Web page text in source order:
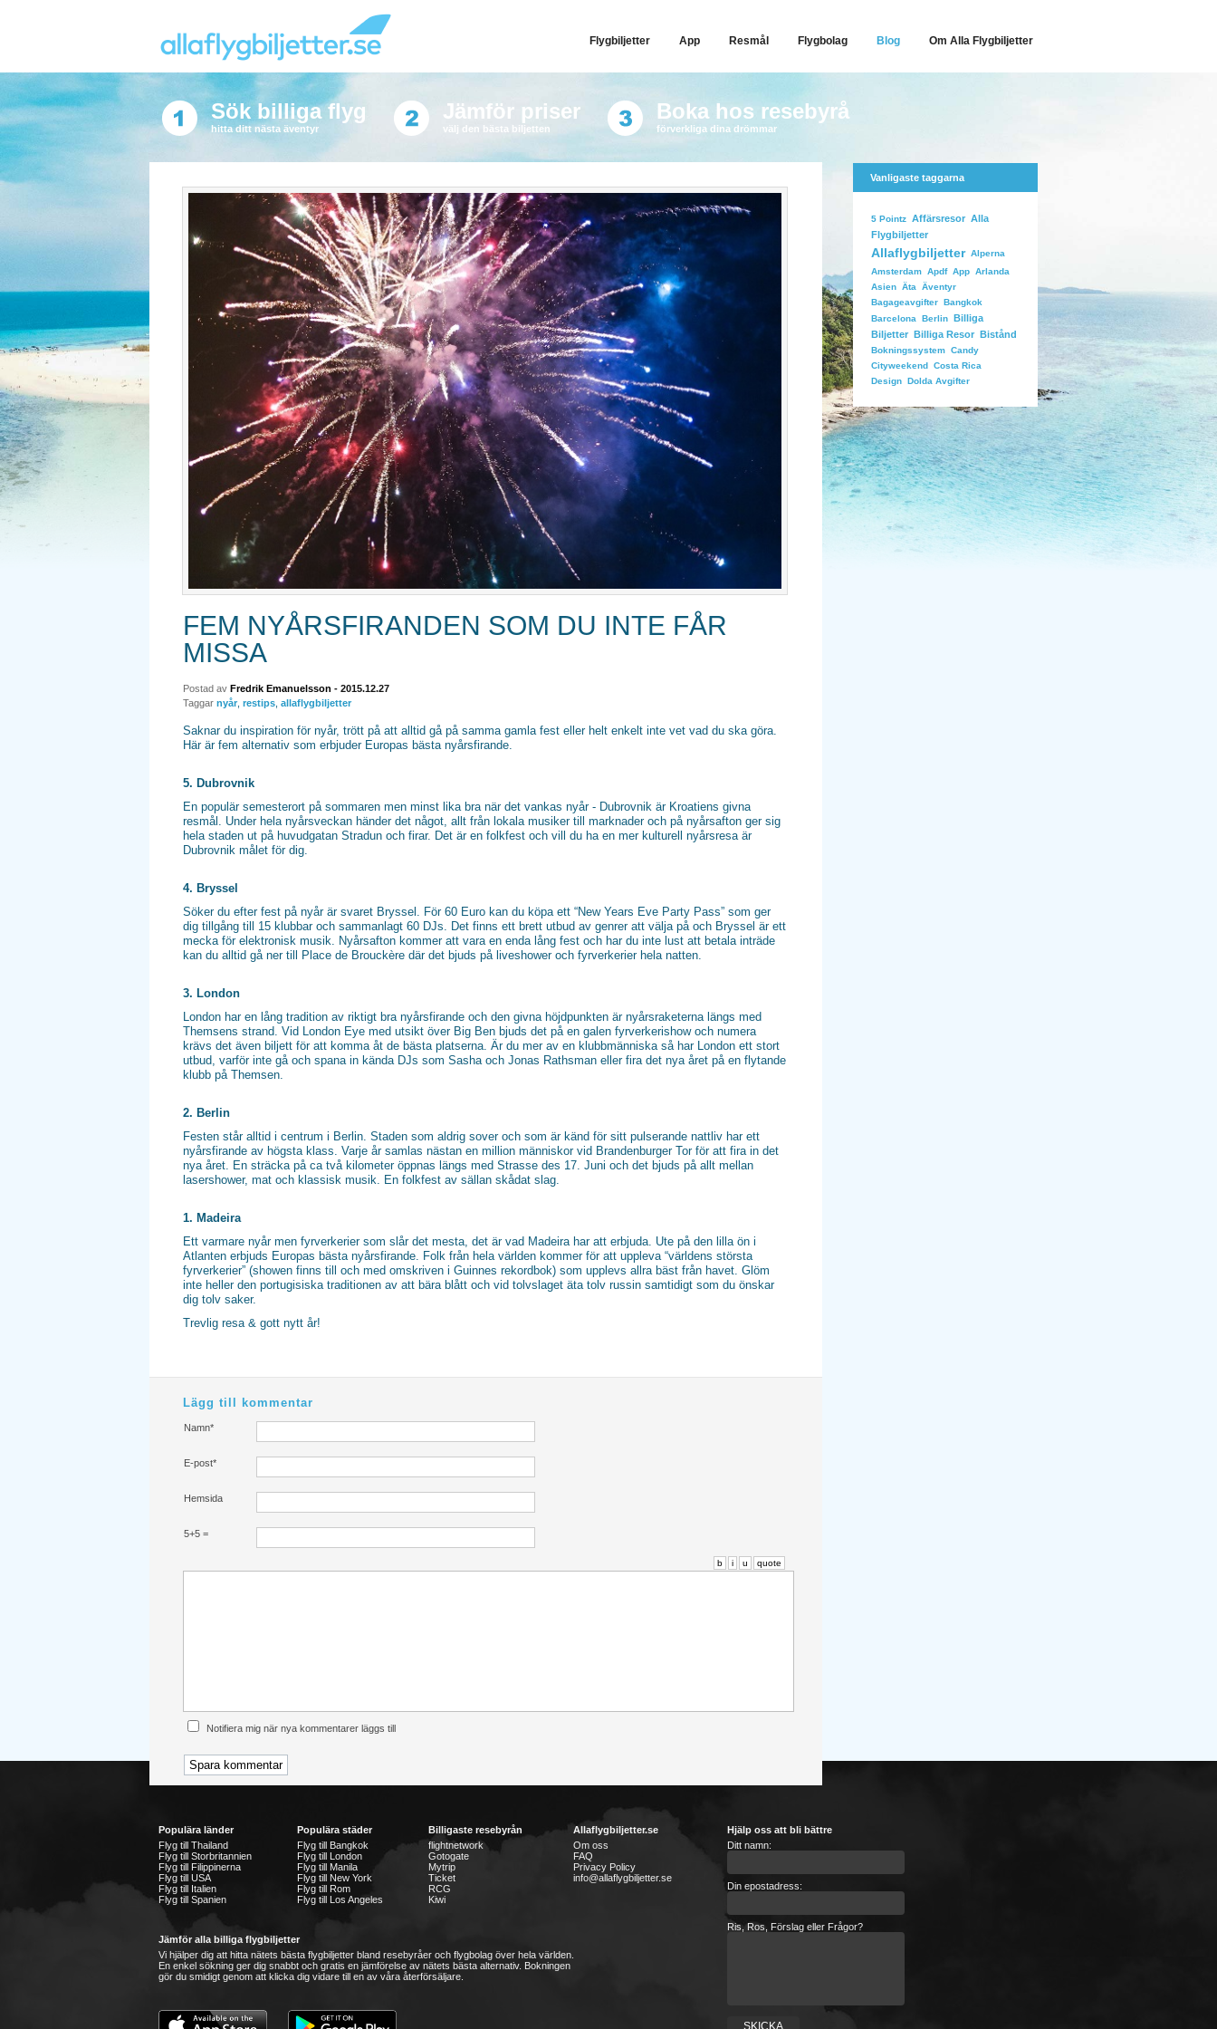
Flygbiljetter App Resmål Flygbolag Blog Om Alla Flygbiljetter
Sök billiga flyg
hitta ditt nästa äventyr
Jämför priser
välj den bästa biljetten
Boka hos resebyrå
förverkliga dina drömmar
FEM NYÅRSFIRANDEN SOM DU INTE FÅR
MISSA
Postad avFredrik Emanuelsson - 2015.12.27
Taggar nyår ,restips ,allaflygbiljetter
Saknar du inspiration för nyår, trött på att alltid gå på samma gamla fest eller helt enkelt inte vet vad du ska göra.
Här är fem alternativ som erbjuder Europas bästa nyårsfirande.
5. Dubrovnik
En populär semesterort på sommaren men minst lika bra när det vankas nyår - Dubrovnik är Kroatiens givna
resmål. Under hela nyårsveckan händer det något, allt från lokala musiker till marknader och på nyårsafton ger sig
hela staden ut på huvudgatan Stradun och firar. Det är en folkfest och vill du ha en mer kulturell nyårsresa är
Dubrovnik målet för dig.
4. Bryssel
Söker du efter fest på nyår är svaret Bryssel. För 60 Euro kan du köpa ett “New Years Eve Party Pass” som ger
dig tillgång till 15 klubbar och sammanlagt 60 DJs. Det finns ett brett utbud av genrer att välja på och Bryssel är ett
mecka för elektronisk musik. Nyårsafton kommer att vara en enda lång fest och har du inte lust att betala inträde
kan du alltid gå ner till Place de Brouckère där det bjuds på liveshower och fyrverkerier hela natten.
3. London
London har en lång tradition av riktigt bra nyårsfirande och den givna höjdpunkten är nyårsraketerna längs med
Themsens strand. Vid London Eye med utsikt över Big Ben bjuds det på en galen fyrverkerishow och numera
krävs det även biljett för att komma åt de bästa platserna. Är du mer av en klubbmänniska så har London ett stort
utbud, varför inte gå och spana in kända DJs som Sasha och Jonas Rathsman eller fira det nya året på en flytande
klubb på Themsen.
2. Berlin
Festen står alltid i centrum i Berlin. Staden som aldrig sover och som är känd för sitt pulserande nattliv har ett
nyårsfirande av högsta klass. Varje år samlas nästan en million människor vid Brandenburger Tor för att fira in det
nya året. En sträcka på ca två kilometer öppnas längs med Strasse des 17. Juni och det bjuds på allt mellan
lasershower, mat och klassisk musik. En folkfest av sällan skådat slag.
1. Madeira
Ett varmare nyår men fyrverkerier som slår det mesta, det är vad Madeira har att erbjuda. Ute på den lilla ön i
Atlanten erbjuds Europas bästa nyårsfirande. Folk från hela världen kommer för att uppleva “världens största
fyrverkerier” (showen finns till och med omskriven i Guinnes rekordbok) som upplevs allra bäst från havet. Glöm
inte heller den portugisiska traditionen av att bära blått och vid tolvslaget äta tolv russin samtidigt som du önskar
dig tolv saker.
Trevlig resa & gott nytt år!
Lägg till kommentar
Namn*
E-post*
Hemsida
5+5 =
b i u quote
Notifiera mig när nya kommentarer läggs till
Vanligaste taggarna
5 Pointz Affärsresor Alla
Flygbiljetter
Allaflygbiljetter Alperna
Amsterdam Apdf App Arlanda
Asien Äta
Äventyr
Bagageavgifter Bangkok
Barcelona
Berlin Billiga
Biljetter Billiga Resor Bistånd
Bokningssystem Candy
Cityweekend Costa Rica
Design Dolda Avgifter
Populära länder
Flyg till Thailand
Flyg till Storbritannien
Flyg till Filippinerna
Flyg till USA
Flyg till Italien
Flyg till Spanien
Populära städer
Flyg till Bangkok
Flyg till London
Flyg till Manila
Flyg till New York
Flyg till Rom
Flyg till Los Angeles
Billigaste resebyrån
flightnetwork
Gotogate
Mytrip
Ticket
RCG
Kiwi
Allaflygbiljetter.se
Om oss
FAQ
Privacy Policy
info@allaflygbiljetter.se
Jämför alla billiga flygbiljetter
Vi hjälper dig att hitta nätets bästa flygbiljetter bland resebyråer och flygbolag över hela världen.
En enkel sökning ger dig snabbt och gratis en jämförelse av nätets bästa alternativ. Bokningen
gör du smidigt genom att klicka dig vidare till en av våra återförsäljare.
Hjälp oss att bli bättre
Ditt namn:
Din epostadress:
Ris, Ros, Förslag eller Frågor?
SKICKA